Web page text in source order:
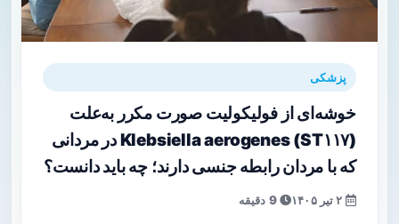
پزشکی
خوشه‌ای از فولیکولیت صورت مکرر به‌علت
Klebsiella aerogenes (ST۱۱۷) در مردانی
که با مردان رابطه جنسی دارند؛ چه باید دانست؟
9 دقیقه